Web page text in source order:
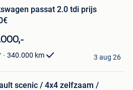
passat 2.0 tdi prijs
340.000 km 3 aug 26
scenic / 4x4 zelfzaam /